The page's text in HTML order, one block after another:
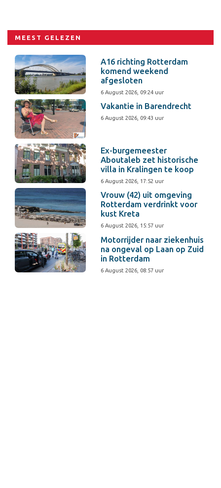
MEEST GELEZEN
A16 richting Rotterdam
komend weekend
afgesloten
6 August 2026, 09:24 uur
Vakantie in Barendrecht
6 August 2026, 09:43 uur
Ex-burgemeester
Aboutaleb zet historische
villa in Kralingen te koop
6 August 2026, 17:52 uur
Vrouw (42) uit omgeving
Rotterdam verdrinkt voor
kust Kreta
6 August 2026, 15:57 uur
Motorrijder naar ziekenhuis
na ongeval op Laan op Zuid
in Rotterdam
6 August 2026, 08:57 uur